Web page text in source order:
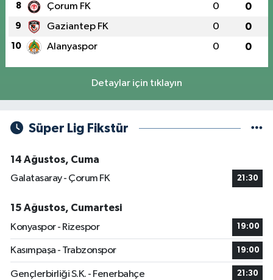
8 Çorum FK 0 0
9 Gaziantep FK 0 0
10 Alanyaspor 0 0
Detaylar için tıklayın
Süper Lig Fikstür
14 Ağustos, Cuma
Galatasaray - Çorum FK
21:30
15 Ağustos, Cumartesi
Konyaspor - Rizespor
19:00
Kasımpaşa - Trabzonspor 19:00
Gençlerbirliği S.K. - Fenerbahçe 21:30